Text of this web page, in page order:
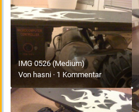
IMG 0526 (Medium)
Von hasni · 1 Kommentar